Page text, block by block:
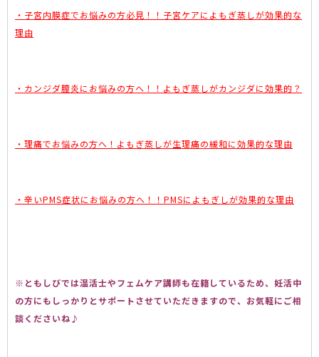
・子宮内膜症でお悩みの方必見！！子宮ケアによもぎ蒸しが効果的な
理由
・カンジダ膣炎にお悩みの方へ！！よもぎ蒸しがカンジダに効果的？
・理痛でお悩みの方へ！よもぎ蒸しが生理痛の緩和に効果的な理由
・辛いPMS症状にお悩みの方へ！！PMSによもぎしが効果的な理由
※ともしびでは温活士やフェムケア講師も在籍しているため、妊活中
の方にもしっかりとサポートさせていただきますので、お気軽にご相
談くださいね♪